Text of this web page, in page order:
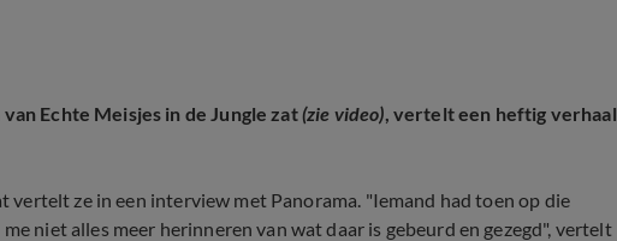
Echte Meisjes in de Jungle zat(zie video), vertelt een heftig verhaal
vertelt ze in een interview met Panorama. "Iemand had toen op die
niet alles meer herinneren van wat daar is gebeurd en gezegd", vertelt